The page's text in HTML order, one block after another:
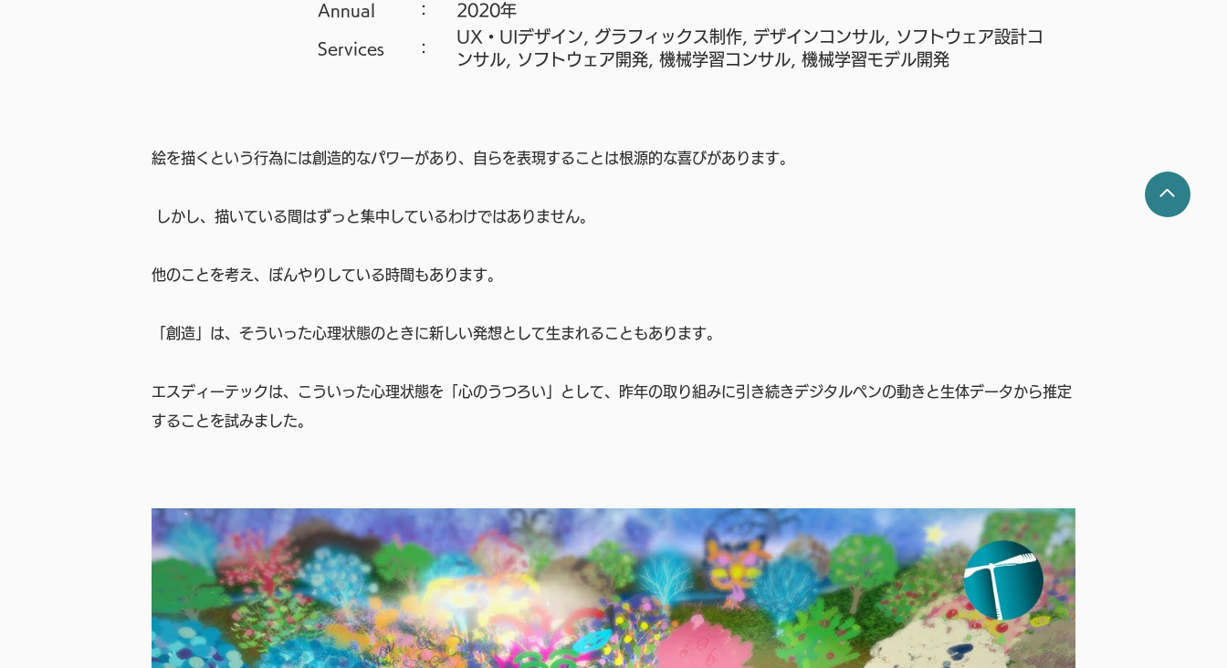
Annual
​： 2020年
Services ​：
UX・UIデザイン, グラフィックス制作, デザインコンサル, ソフトウェア設計コ
ンサル, ソフトウェア開発, 機械学習コンサル, 機械学習モデル開発
絵を描くという行為には創造的なパワーがあり、自らを表現することは根源的な喜びがあります。
しかし、描いている間はずっと集中しているわけではありません。
他のことを考え、ぼんやりしている時間もあります。
「創造」は、そういった心理状態のときに新しい発想として生まれることもあります。
エスディーテックは、こういった心理状態を「心のうつろい」として、昨年の取り組みに引き続きデジタルペンの動きと生体データから推定
することを試みました。